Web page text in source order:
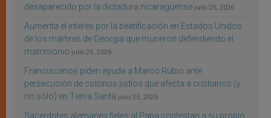
desaparecido por la dictadura nicaragüense julio 25, 2026
Aumenta el interés por la beatificación en Estados Unidos
de los mártires de Georgia que murieron defendiendo el
matrimonio julio 25, 2026
Franciscanos piden ayuda a Marco Rubio ante
persecución de colonos judíos que afecta a cristianos (y
no sólo) en Tierra Santa julio 25, 2026
Sacerdotes alemanes fieles al Papa contestan a su propio